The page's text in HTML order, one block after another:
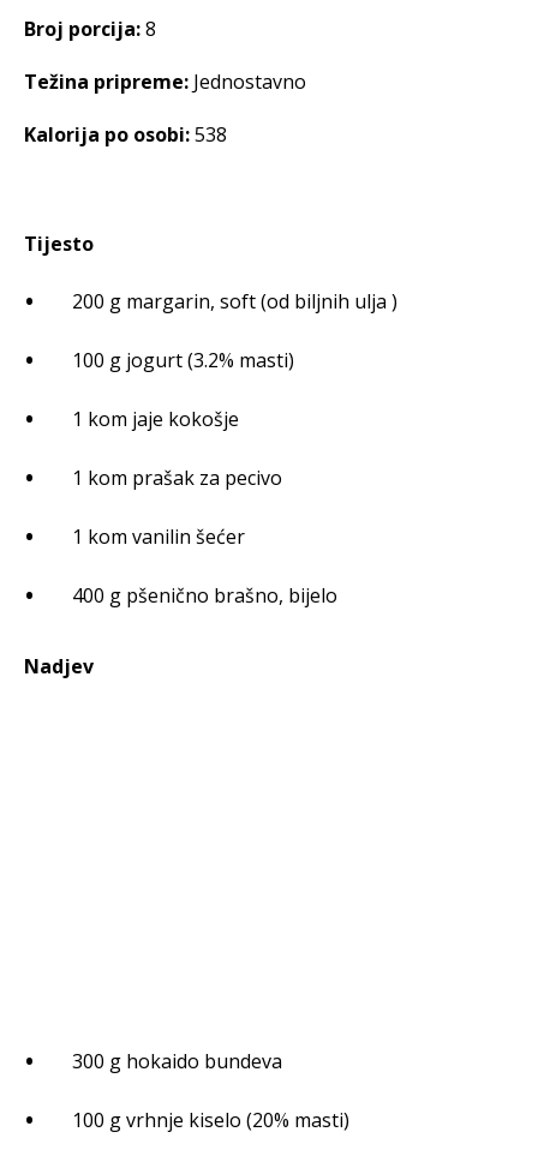
Broj porcija:8
Težina pripreme: Jednostavno
Kalorija po osobi:538
Tijesto
200 g margarin, soft (od biljnih ulja )
100 g jogurt (3.2% masti)
1 kom jaje kokošje
1 kom prašak za pecivo
1 kom vanilin šećer
400 g pšenično brašno, bijelo
Nadjev
300 g hokaido bundeva
100 g vrhnje kiselo (20% masti)